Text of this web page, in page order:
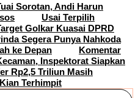
Sorotan, Andi Harun
Usai Terpilih
Golkar Kuasai DPRD
Segera Punya Nahkoda
ke Depan
Komentar
Inspektorat Siapkan
Rp2,5 Triliun Masih
Terhimpit